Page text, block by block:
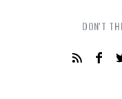
DON'T